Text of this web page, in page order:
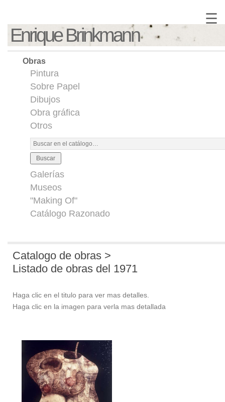
☰
Enrique Brinkmann
Obras
Pintura
Sobre Papel
Dibujos
Obra gráfica
Otros
Buscar
Galerías
Museos
"Making Of"
Catálogo Razonado
Catalogo de obras >
Listado de obras del 1971
Haga clic en el titulo para ver mas detalles.
Haga clic en la imagen para verla mas detallada